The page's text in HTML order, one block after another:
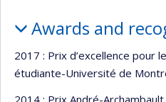
Awards and
2017 : Prix d’excellence pour
étudiante-Université de
2014 : Prix André-